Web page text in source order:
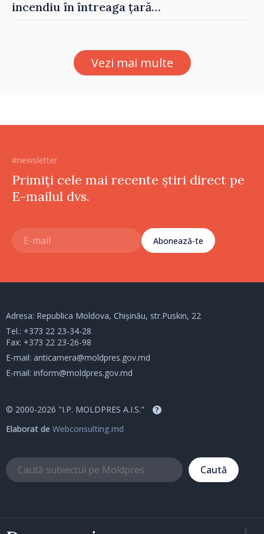
incendiu în întreaga țară
Vezi mai multe
#newsletter
Primiți cele mai recente știri direct pe
E-mailul dvs.
Abonează-te
Adresa: Republica Moldova, Chișinău, str.Puskin, 22
Tel.: +373 22 23-34-28
Fax: +373 22 23-26-98
E-mail: anticamera@moldpres.gov.md
E-mail: inform@moldpres.gov.md
© 2000-2026 "I.P. MOLDPRES A.I.S." ?
Elaborat de Webconsulting.md
Caută